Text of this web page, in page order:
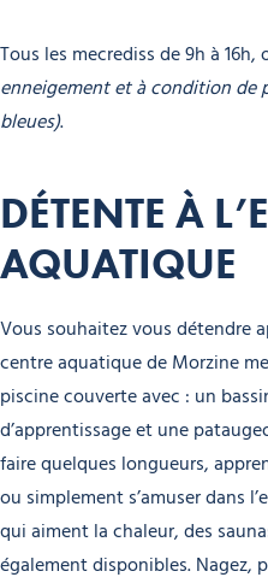
Tous les mecrediss de 9h à
enneigement et à condition de
bleues).
DÉTENTE À
AQUATIQUE
Vous souhaitez vous détendre
centre aquatique de Morzine
piscine couverte avec : un
d’apprentissage et une
faire quelques longueurs,
ou simplement s’amuser dans
qui aiment la chaleur, des
également disponibles. Nagez,